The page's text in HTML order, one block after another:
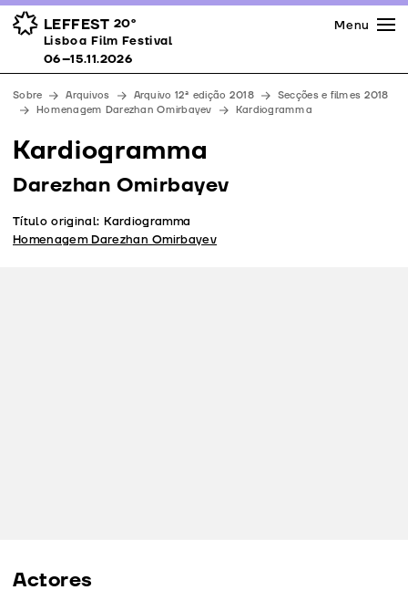
LEFFEST 20º
Lisboa Film Festival 06–15.11.2026
Prémios
Espaços
Apoios
Equipa
Downloads
Contactos
Menu
Lisboa Film Festival
06–15.11.2026
Sobre Arquivos Arquivo 12ª edição 2018
Secções e filmes 2018
Homenagem Darezhan Omirbayev
Kardiogramma
Kardiogramma
Darezhan Omirbayev
Título original: Kardiogramma
Homenagem Darezhan Omirbayev
Actores